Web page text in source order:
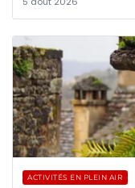
ACTIVITÉS EN PLEIN AIR